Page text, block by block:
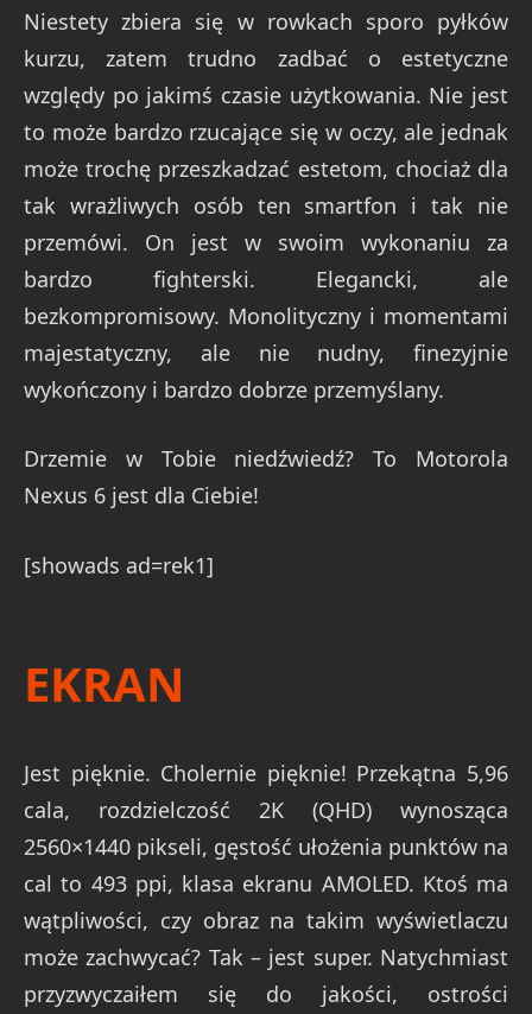
Niestety zbiera się w rowkach sporo pyłków
kurzu, zatem trudno zadbać o estetyczne
względy po jakimś czasie użytkowania. Nie jest
to może bardzo rzucające się w oczy, ale jednak
może trochę przeszkadzać estetom, chociaż dla
tak wrażliwych osób ten smartfon i tak nie
przemówi. On jest w swoim wykonaniu za
bardzo fighterski. Elegancki, ale
bezkompromisowy. Monolityczny i momentami
majestatyczny, ale nie nudny, finezyjnie
wykończony i bardzo dobrze przemyślany.
Drzemie w Tobie niedźwiedź? To Motorola
Nexus 6 jest dla Ciebie!
[showads ad=rek1]
EKRAN
Jest pięknie. Cholernie pięknie! Przekątna 5,96
cala, rozdzielczość 2K (QHD) wynosząca
2560×1440 pikseli, gęstość ułożenia punktów na
cal to 493 ppi, klasa ekranu AMOLED. Ktoś ma
wątpliwości, czy obraz na takim wyświetlaczu
może zachwycać? Tak – jest super. Natychmiast
przyzwyczaiłem się do jakości, ostrości